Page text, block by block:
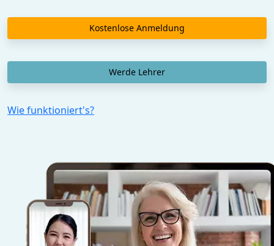
Kostenlose Anmeldung
Werde Lehrer
Wie funktioniert's?